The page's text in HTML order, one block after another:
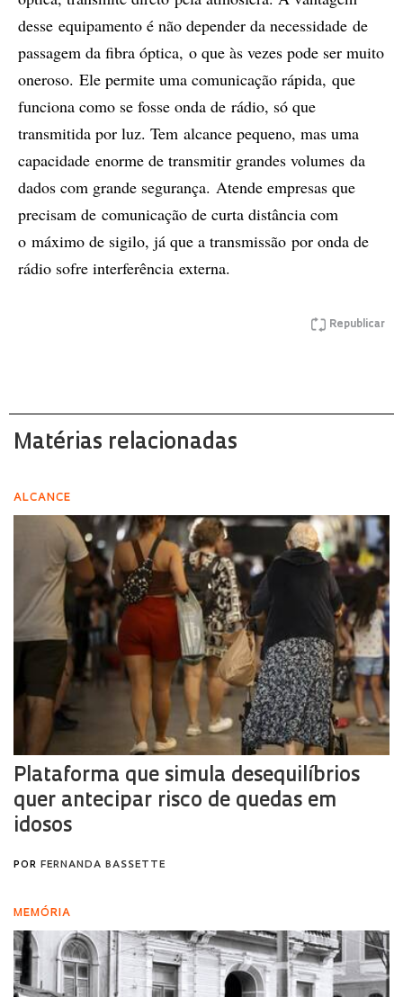
desse equipamento é não depender da necessidade de
passagem da fibra óptica, o que às vezes pode ser muito
oneroso. Ele permite uma comunicação rápida, que
funciona como se fosse onda de rádio, só que
transmitida por luz. Tem alcance pequeno, mas uma
capacidade enorme de transmitir grandes volumes da
dados com grande segurança. Atende empresas que
precisam de comunicação de curta distância com
o máximo de sigilo, já que a transmissão por onda de
rádio sofre interferência externa.
Republicar